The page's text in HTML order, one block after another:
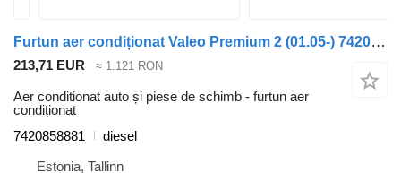
Furtun aer condiționat Valeo Premium 2 (01.05-) 7420858881 pentru cap tractor Renault Premium, Premium 2 (1996-2014)
213,71 EUR ≈ 1.121 RON
Aer conditionat auto și piese de schimb - furtun aer
condiționat
7420858881
diesel
Estonia, Tallinn